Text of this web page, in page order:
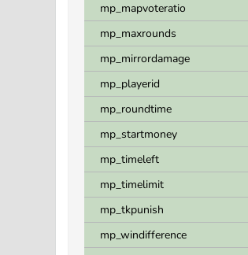
mp_mapvoteratio
mp_maxrounds
mp_mirrordamage
mp_playerid
mp_roundtime
mp_startmoney
mp_timeleft
mp_timelimit
mp_tkpunish
mp_windifference